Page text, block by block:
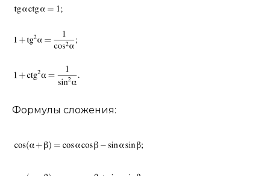
Формулы сложения: